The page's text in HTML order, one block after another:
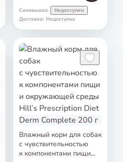
Самовывоз: Недоступен
Доставка: Недоступна
Влажный корм для собак
с чувствительностью
к компонентами пищи